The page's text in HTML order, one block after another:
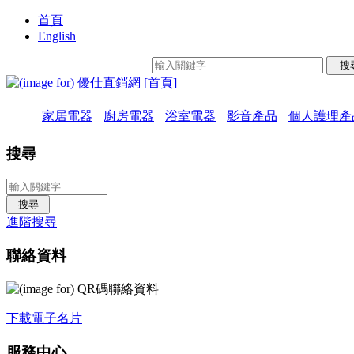
首頁
English
家居電器 廚房電器 浴室電器 影音產品 個人護理產
搜尋
進階搜尋
聯絡資料
下載電子名片